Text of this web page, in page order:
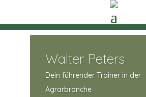
Walter Peters
Dein führender Trainer in der
Agrarbranche